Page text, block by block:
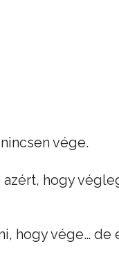
vége.
hogy
hogy vége… de